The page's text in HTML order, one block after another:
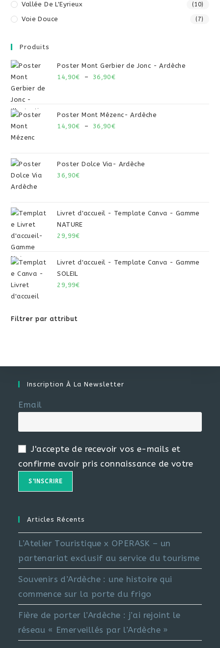
Vallée De L'Eyrieux (10)
Voie Douce (7)
Produits
Poster Mont Gerbier de Jonc - Ardèche
14,90€ – 36,90€
Poster Mont Mézenc- Ardèche
14,90€ – 36,90€
Poster Dolce Via- Ardèche
36,90€
Livret d'accueil - Template Canva - Gamme
NATURE
29,99€
Livret d'accueil - Template Canva - Gamme
SOLEIL
29,99€
Filtrer par attribut
Inscription À La Newsletter
Email
J'accepte de recevoir vos e-mails et
confirme avoir pris connaissance de votre
Articles Récents
L’Atelier Touristique x OPERASK – un
partenariat exclusif au service du tourisme
Souvenirs d’Ardèche : une histoire qui
commence sur la porte du frigo
Fière de porter l’Ardèche : j’ai rejoint le
réseau « Emerveillés par l’Ardèche »